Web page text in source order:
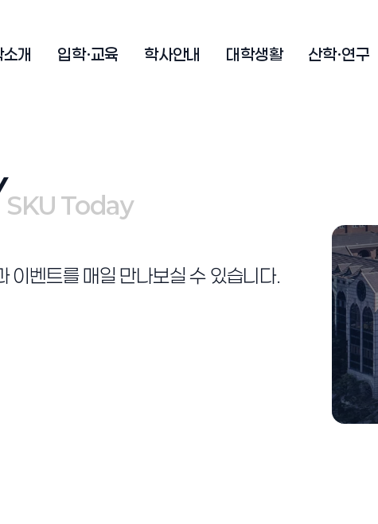
개 입학·교육 학사안내 대학생활 산학·연구
SKU Today
SKU Today
이벤트를 매일 만나보실 수 있습니다.